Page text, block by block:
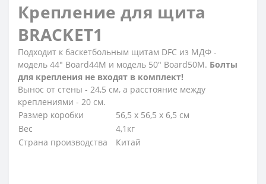
Крепление для щита
BRACKET1
Подходит к баскетбольным щитам DFC из МДФ -
модель 44" Board44M и модель 50" Board50M. Болты
для крепления не входят в комплект!
Вынос от стены - 24,5 см, а расстояние между
креплениями - 20 см.
Размер коробки
56,5 х 56,5 х 6,5 см
Вес
4,1кг
Страна производства
Китай